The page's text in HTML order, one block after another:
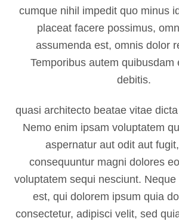
cumque nihil impedit quo minus
placeat facere possimus,
assumenda est, omnis dolor
Temporibus autem quibusdam
debitis.
quasi architecto beatae vitae
Nemo enim ipsam voluptatem
aspernatur aut odit aut
consequuntur magni dolores
voluptatem sequi nesciunt.
est, qui dolorem ipsum quia
consectetur, adipisci velit, sed